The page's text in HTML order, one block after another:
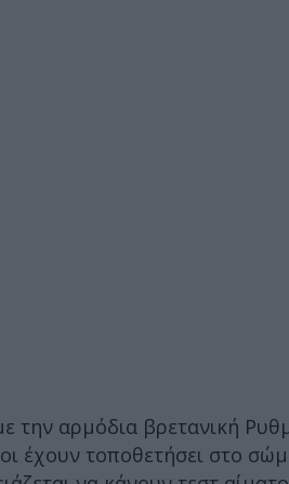
αρμόδια βρετανική
έχουν τοποθετήσει στο